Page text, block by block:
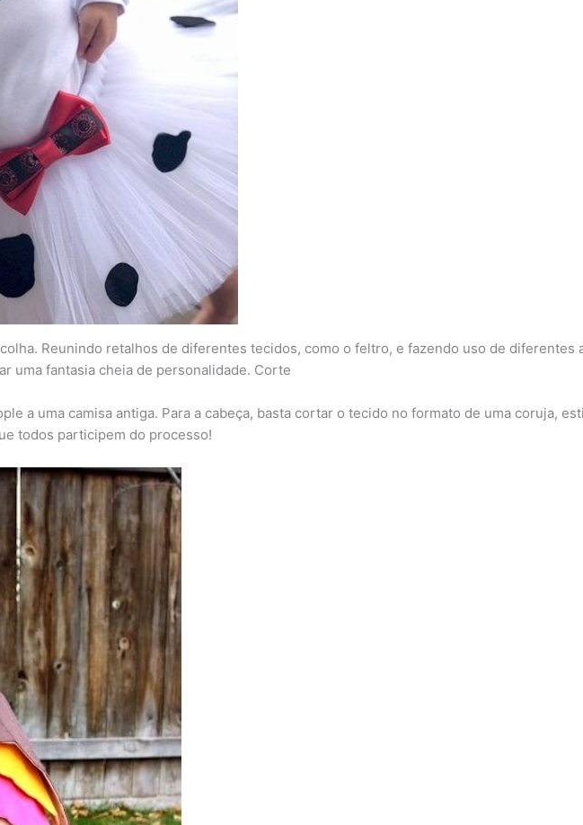
Reunindo retalhos de diferentes tecidos, como o feltro, e fazendo uso de diferentes
uma fantasia cheia de personalidade. Corte
a uma camisa antiga. Para a cabeça, basta cortar o tecido no formato de uma coruja,
todos participem do processo!